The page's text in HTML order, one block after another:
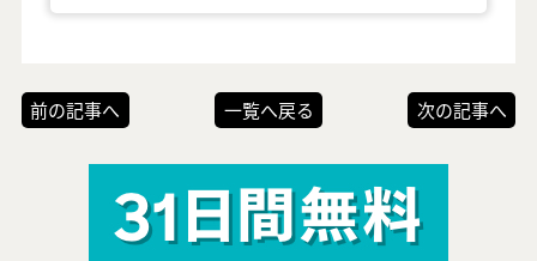
前の記事へ 一覧へ戻る 次の記事へ